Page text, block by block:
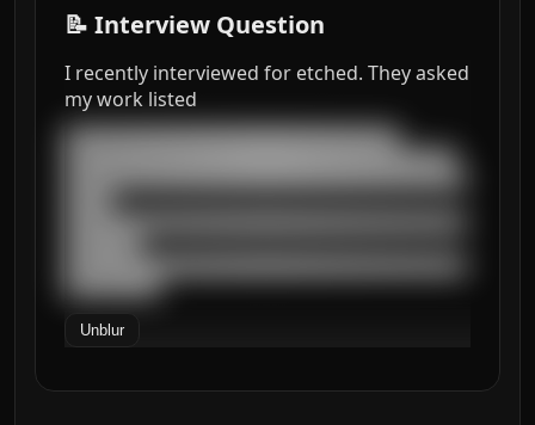
📝 Interview Question
I recently interviewed for etched. They asked
my work listed
███████████████████████████████████
█████████████████████████████████████████
██████████████████████████████████████████
██████████
Unblur